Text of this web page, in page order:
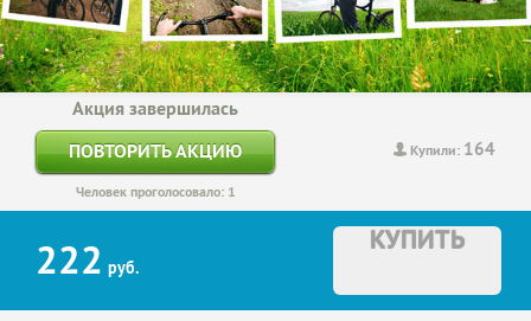
Купили: 164
Акция завершилась
ПОВТОРИТЬ АКЦИЮ
Человек проголосовало: 1
222 руб.
КУПИТЬ